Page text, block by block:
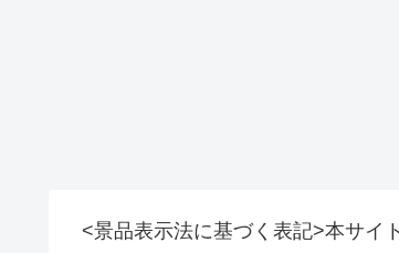
<景品表示法に基づく表記>本サイ